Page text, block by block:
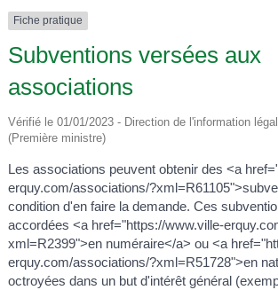
Fiche pratique
Subventions versées aux
associations
Vérifié le 01/01/2023 - Direction de l'information
(Première ministre)
Les associations peuvent obtenir des <a
erquy.com/associations/
condition d'en faire la demande. Ces
accordées <a href="https://www.ville-
xml=R2399">en numéraire</a> ou <a
erquy.com/associations/?xml=R51728">en
octroyées dans un but d'intérêt général